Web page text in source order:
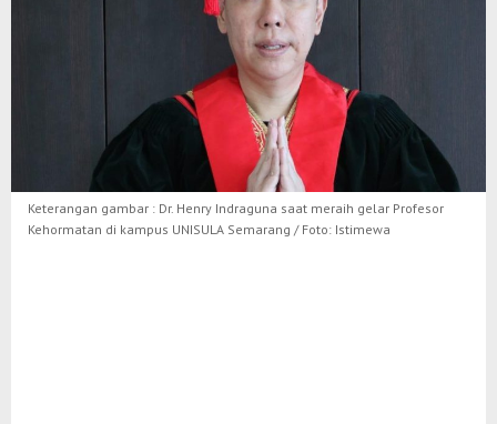
Keterangan gambar : Dr. Henry Indraguna saat meraih gelar Profesor
Kehormatan di kampus UNISULA Semarang / Foto: Istimewa